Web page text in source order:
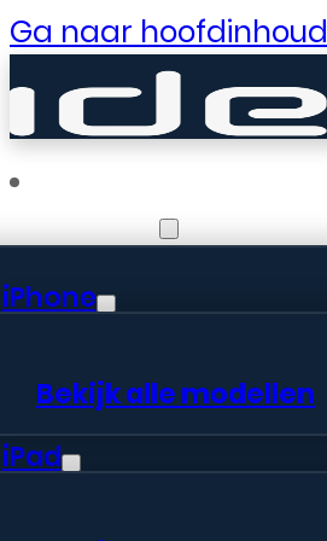
Ga naar hoofdinhoud
iPhone
Bekijk alle modellen
iPad
Er
Er is iets moois in